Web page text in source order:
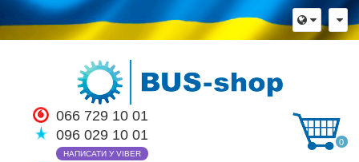
066 729 10 01
096 029 10 01
НАПИСАТИ У VIBER
0